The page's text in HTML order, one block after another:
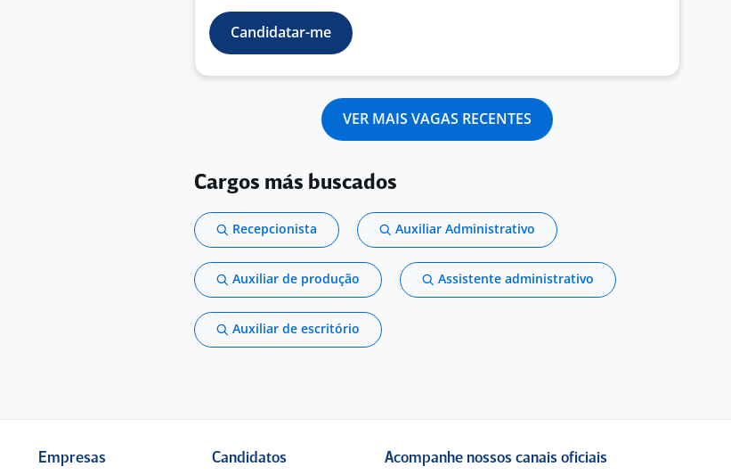
Candidatar-me
VER MAIS VAGAS RECENTES
Cargos más buscados
Recepcionista Auxiliar Administrativo
Auxiliar de produção Assistente administrativo
Auxiliar de escritório
Empresas Candidatos Acompanhe nossos canais oficiais